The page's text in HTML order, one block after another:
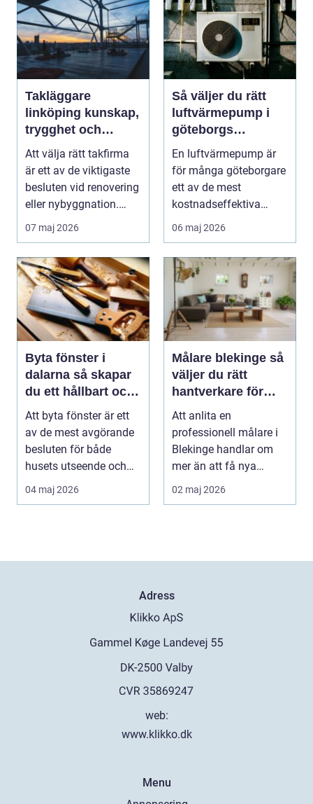
Takläggare
linköping kunskap,
trygghet och
hållbara tak
Att välja rätt takfirma
är ett av de viktigaste
besluten vid renovering
eller nybyggnation.
Taket på...
07 maj 2026
Så väljer du rätt
luftvärmepump i
göteborgs
kustklimat
En luftvärmepump är
för många göteborgare
ett av de mest
kostnadseffektiva
sätten att sänka sina
06 maj 2026
Byta fönster i
dalarna så skapar
du ett hållbart och
vackert hus
Att byta fönster är ett
av de mest avgörande
besluten för både
husets utseende och
energiförbrukning...
04 maj 2026
Målare blekinge så
väljer du rätt
hantverkare för
hem och företag
Att anlita en
professionell målare i
Blekinge handlar om
mer än att få nya
färger på väggarna.
02 maj 2026
Adress
web:
www.klikko.dk
Menu